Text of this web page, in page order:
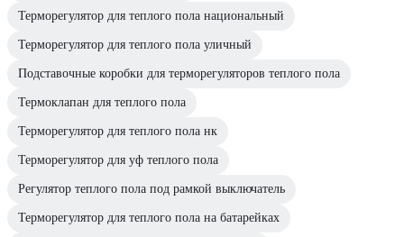
Терморегулятор для теплого пола национальный
Терморегулятор для теплого пола уличный
Подставочные коробки для терморегуляторов теплого пола
Термоклапан для теплого пола
Терморегулятор для теплого пола нк
Терморегулятор для уф теплого пола
Регулятор теплого пола под рамкой выключатель
Терморегулятор для теплого пола на батарейках